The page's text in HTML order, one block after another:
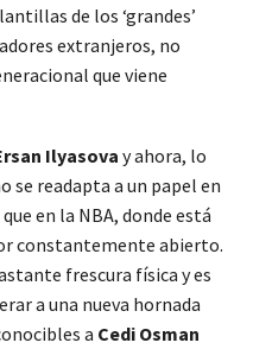
de los ‘grandes’
extranjeros, no
que viene
Ilyasovay ahora, lo
se readapta a un papel en
en la NBA, donde está
constantemente abierto.
frescura física y es
a una nueva hornada
a Cedi Osman